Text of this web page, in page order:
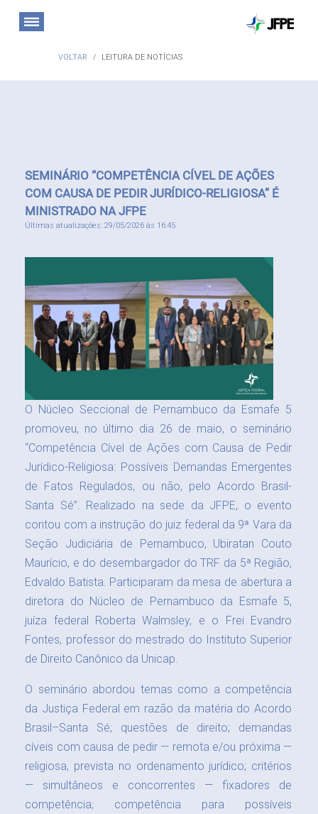
VOLTAR LEITURA DE NOTÍCIAS
SEMINÁRIO “COMPETÊNCIA CÍVEL DE AÇÕES
COM CAUSA DE PEDIR JURÍDICO-RELIGIOSA” É
MINISTRADO NA JFPE
Últimas atualizações: 29/05/2026 às 16:45
O Núcleo Seccional de Pernambuco da Esmafe 5
promoveu, no último dia 26 de maio, o seminário
“Competência Cível de Ações com Causa de Pedir
Jurídico-Religiosa: Possíveis Demandas Emergentes
de Fatos Regulados, ou não, pelo Acordo Brasil-
Santa Sé”. Realizado na sede da JFPE, o evento
contou com a instrução do juiz federal da 9ª Vara da
Seção Judiciária de Pernambuco, Ubiratan Couto
Maurício, e do desembargador do TRF da 5ª Região,
Edvaldo Batista. Participaram da mesa de abertura a
diretora do Núcleo de Pernambuco da Esmafe 5,
juíza federal Roberta Walmsley, e o Frei Evandro
Fontes, professor do mestrado do Instituto Superior
de Direito Canônico da Unicap.
O seminário abordou temas como a competência
da Justiça Federal em razão da matéria do Acordo
Brasil–Santa Sé; questões de direito; demandas
cíveis com causa de pedir — remota e/ou próxima —
religiosa, prevista no ordenamento jurídico; critérios
— simultâneos e concorrentes — fixadores de
competência; competência para possíveis